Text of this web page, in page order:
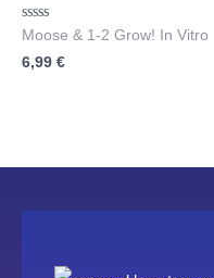
Bewertet
0
Moose & 1-2 Grow! In Vitro
6,99 €